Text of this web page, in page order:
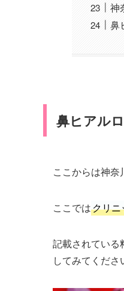
神
鼻
鼻ヒアル
ここからは神奈
ここではクリニ
記載されている
してみてくださ